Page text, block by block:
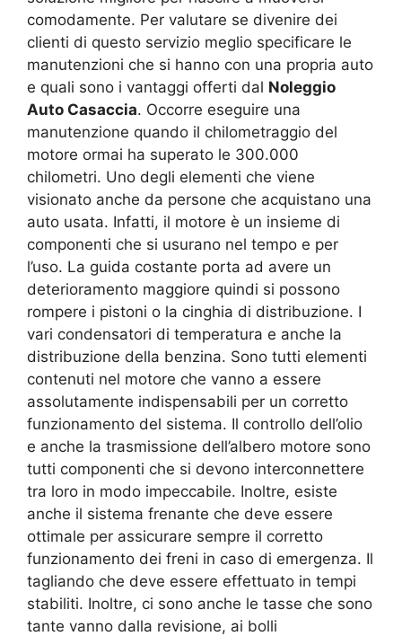
comodamente. Per valutare se divenire dei
clienti di questo servizio meglio specificare le
manutenzioni che si hanno con una propria auto
e quali sono i vantaggi offerti dal Noleggio
Auto Casaccia. Occorre eseguire una
manutenzione quando il chilometraggio del
motore ormai ha superato le 300.000
chilometri. Uno degli elementi che viene
visionato anche da persone che acquistano una
auto usata. Infatti, il motore è un insieme di
componenti che si usurano nel tempo e per
l’uso. La guida costante porta ad avere un
deterioramento maggiore quindi si possono
rompere i pistoni o la cinghia di distribuzione. I
vari condensatori di temperatura e anche la
distribuzione della benzina. Sono tutti elementi
contenuti nel motore che vanno a essere
assolutamente indispensabili per un corretto
funzionamento del sistema. Il controllo dell’olio
e anche la trasmissione dell’albero motore sono
tutti componenti che si devono interconnettere
tra loro in modo impeccabile. Inoltre, esiste
anche il sistema frenante che deve essere
ottimale per assicurare sempre il corretto
funzionamento dei freni in caso di emergenza. Il
tagliando che deve essere effettuato in tempi
stabiliti. Inoltre, ci sono anche le tasse che sono
tante vanno dalla revisione, ai bolli